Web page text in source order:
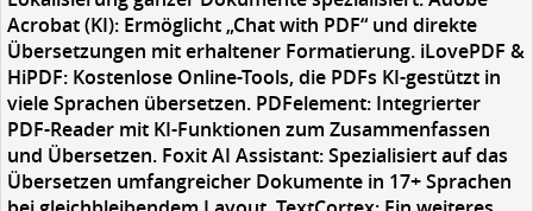
Acrobat (KI): Ermöglicht „Chat with PDF“ und direkte
Übersetzungen mit erhaltener Formatierung. iLovePDF &
HiPDF: Kostenlose Online-Tools, die PDFs KI-gestützt in
viele Sprachen übersetzen. PDFelement: Integrierter
PDF-Reader mit KI-Funktionen zum Zusammenfassen
und Übersetzen. Foxit AI Assistant: Spezialisiert auf das
Übersetzen umfangreicher Dokumente in 17+ Sprachen